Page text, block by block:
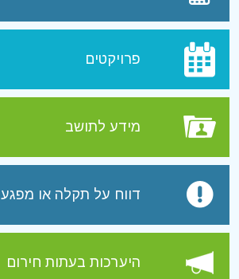
פרויקטים
מידע לתושב
דווח על תקלה או מפגע
היערכות בעתות חירום